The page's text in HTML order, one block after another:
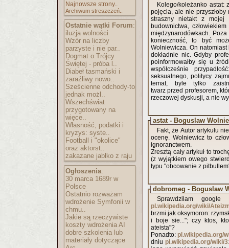
Najnowsze strony..
Archiwum streszczeń..
Ostatnie wątki Forum:
iluzja wolności
Wzór na liczby
parzyste i nie par..
Dogmat o Trójcy
Świętej - próba l..
Diabeł tasmański i
zaraźliwy nowo..
Sześcienne odchody-to
jednak możl..
Wszechświat
przygotowany na
więce..
Własność, podatki i
kryzys: syste..
Football i "okolice"
oraz aktorst..
zakazane jabłko z raju
Ogłoszenia:
30 marca 1689r w
Polsce
Ostatnio rozważam
wdrożenie Symfonii w
chmu..
Jakie są rzeczywiste
koszty wdrożenia AI
dobre szkolenia lub
materiały dotyczące
Kolego/koleżanko astat:
pojęcia, ale nie
straszny nietakt z mojej
budownictwa,
międzynarodówkach.
konieczność, to być
Wolniewicza. On
dokładnie nic. Gdyby
poinformowałby się u
współcześnie
seksualnego, politycy
temat, byle tylko
twarz przed profesorem,
rzeczowej dyskusji, a nie
astat - Boguslaw
Fakt, że Autor artykułu
ocenę. Wolniewicz to
ignoranctwem.
Zresztą cały artykuł to
(z wyjątkiem owego
typu "obcowanie z
dobromeg - Boguslaw
Sprawdzilam
pl.wikipedia.org/wiki/
brzmi jak oksymoron:
i boje sie..."; czy ktos,
ateista"?
Ponadto: pl.wikipedia.org/
dniu pl.wikipedia.org/wiki/